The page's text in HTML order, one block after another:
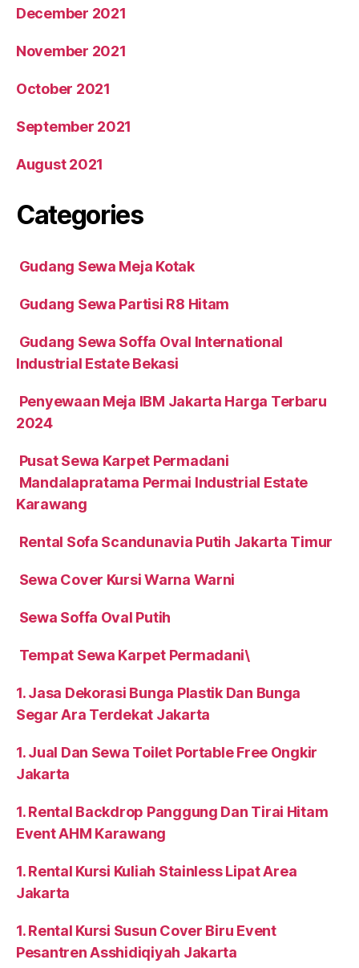
December 2021
November 2021
October 2021
September 2021
August 2021
Categories
Gudang Sewa Meja Kotak
Gudang Sewa Partisi R8 Hitam
Gudang Sewa Soffa Oval International
Industrial Estate Bekasi
Penyewaan Meja IBM Jakarta Harga Terbaru
2024
Pusat Sewa Karpet Permadani
Mandalapratama Permai Industrial Estate
Karawang
Rental Sofa Scandunavia Putih Jakarta Timur
Sewa Cover Kursi Warna Warni
Sewa Soffa Oval Putih
Tempat Sewa Karpet Permadani\
1. Jasa Dekorasi Bunga Plastik Dan Bunga
Segar Ara Terdekat Jakarta
1. Jual Dan Sewa Toilet Portable Free Ongkir
Jakarta
1. Rental Backdrop Panggung Dan Tirai Hitam
Event AHM Karawang
1. Rental Kursi Kuliah Stainless Lipat Area
Jakarta
1. Rental Kursi Susun Cover Biru Event
Pesantren Asshidiqiyah Jakarta